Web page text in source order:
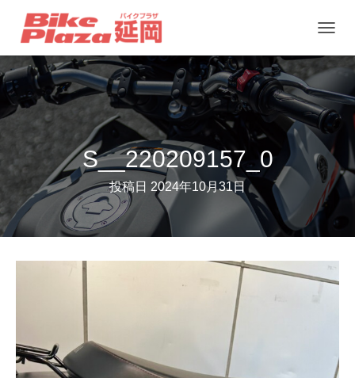
ビ
ー
シ
ョ
ン
を
り
え
S__220209157_0
投稿日 2024年10月31日